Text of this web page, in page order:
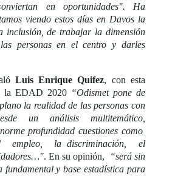
en oportunidades". Ha
viendo estos días en Davos la
inclusión, de trabajar la dimensión
personas en el centro y darles
Luis Enrique Quifez, con esta
la EDAD 2020 “Odismet pone de
la realidad de las personas con
un análisis multitemático,
profundidad cuestiones como
empleo, la discriminación, el
. En su opinión,
“será sin
fundamental y base estadística para